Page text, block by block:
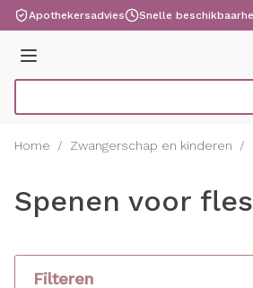
Ga naar de inhoud
Apothekersadvies Snelle
Menu
Home / Zwangerschap en kinderen /
Spenen voor
Filteren